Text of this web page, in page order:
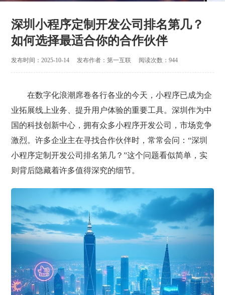
深圳小程序定制开发公司排名第几？
如何选择最适合你的合作伙伴
发布时间：2025-10-14 发布作者：第一互联 阅读次数：944
在数字化浪潮席卷各行各业的今天，小程序已成为企
业拓展线上业务、提升用户体验的重要工具。深圳作为中
国的科技创新中心，拥有众多小程序开发公司，市场竞争
激烈。许多企业主在寻找合作伙伴时，常常会问：“深圳
小程序定制开发公司排名第几？”这个问题看似简单，实
则背后隐藏着许多值得深究的细节。